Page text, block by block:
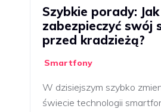
Szybkie porady: Jak
zabezpieczyć swój
przed kradzieżą?
Smartfony
W dzisiejszym szybko
świecie technologii